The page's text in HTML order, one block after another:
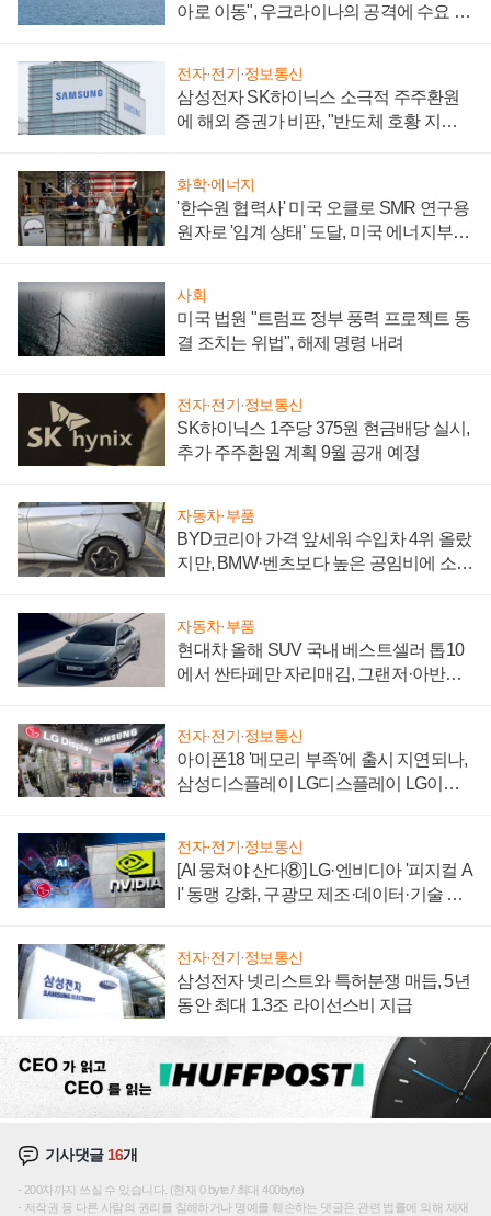
아로 이동", 우크라이나의 공격에 수요 늘
전자·전기·정보통신
삼성전자 SK하이닉스 소극적 주주환원
에 해외 증권가 비판, "반도체 호황 지속
화학·에너지
'한수원 협력사' 미국 오클로 SMR 연구용
원자로 '임계 상태' 도달, 미국 에너지부
사회
미국 법원 "트럼프 정부 풍력 프로젝트 동
결 조치는 위법", 해제 명령 내려
전자·전기·정보통신
SK하이닉스 1주당 375원 현금배당 실시,
추가 주주환원 계획 9월 공개 예정
자동차·부품
BYD코리아 가격 앞세워 수입차 4위 올랐
지만, BMW·벤츠보다 높은 공임비에 소비
자동차·부품
현대차 올해 SUV 국내 베스트셀러 톱10
에서 싼타페만 자리매김, 그랜저·아반떼
전자·전기·정보통신
아이폰18 '메모리 부족'에 출시 지연되나,
삼성디스플레이 LG디스플레이 LG이노
전자·전기·정보통신
[AI 뭉쳐야 산다⑧] LG·엔비디아 '피지컬 A
I' 동맹 강화, 구광모 제조·데이터·기술 결
전자·전기·정보통신
삼성전자 넷리스트와 특허분쟁 매듭, 5년
동안 최대 1.3조 라이선스비 지급
기사댓글16개
200자까지 쓰실 수 있습니다. (현재 0 byte / 최대 400byte)
저작권 등 다른 사람의 권리를 침해하거나 명예를 훼손하는 댓글은 관련 법률에 의해 제재